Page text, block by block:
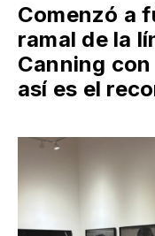
Comenzó a
ramal de la
Canning
así es el